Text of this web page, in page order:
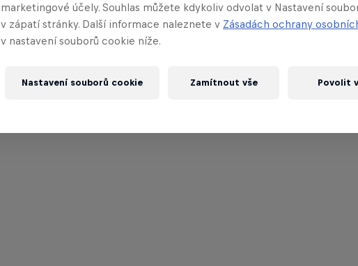
marketingové účely. Souhlas můžete kdykoliv odvolat v Nastavení
v zápatí stránky. Další informace naleznete v Zásadách ochrany
v nastavení souborů cookie níže.
Nastavení souborů cookie Zamítnout vše Povolit